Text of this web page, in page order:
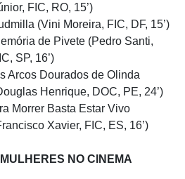
FIC, RO, 15’)
(Vini Moreira, FIC, DF, 15’)
de Pivete (Pedro Santi,
SP, 16’)
Arcos Dourados de Olinda
Henrique, DOC, PE, 24’)
Morrer Basta Estar Vivo
Xavier, FIC, ES, 16’)
NO CINEMA